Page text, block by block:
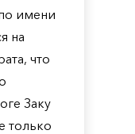
имени
на
что
Заку
только